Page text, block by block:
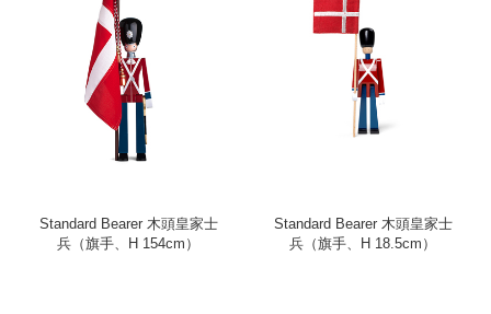
Standard Bearer 木頭皇家士
兵（旗手、H 154cm）
Standard Bearer 木頭皇家士
兵（旗手、H 18.5cm）